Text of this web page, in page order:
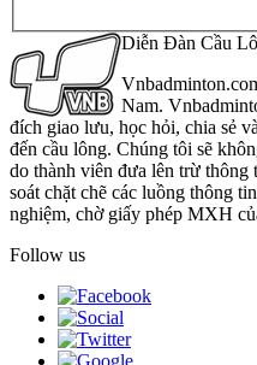
Diễn Đàn Cầu
Nam.
đích giao lưu, học hỏi, chia sẻ
đến cầu lông. Chúng tôi sẽ
do thành viên đưa lên trừ
soát chặt chẽ các luồng thông
nghiệm, chờ giấy phép MXH
Follow us